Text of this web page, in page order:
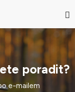
poradit?
e-mailem